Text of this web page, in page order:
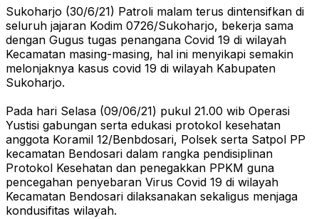
Sukoharjo (30/6/21) Patroli malam terus dintensifkan di
seluruh jajaran Kodim 0726/Sukoharjo, bekerja sama
dengan Gugus tugas penangana Covid 19 di wilayah
Kecamatan masing-masing, hal ini menyikapi semakin
melonjaknya kasus covid 19 di wilayah Kabupaten
Sukoharjo.
Pada hari Selasa (09/06/21) pukul 21.00 wib Operasi
Yustisi gabungan serta edukasi protokol kesehatan
anggota Koramil 12/Benbdosari, Polsek serta Satpol PP
kecamatan Bendosari dalam rangka pendisiplinan
Protokol Kesehatan dan penegakkan PPKM guna
pencegahan penyebaran Virus Covid 19 di wilayah
Kecamatan Bendosari dilaksanakan sekaligus menjaga
kondusifitas wilayah.